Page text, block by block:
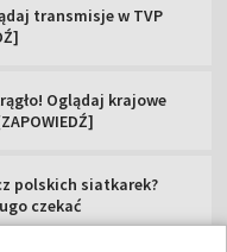
transmisje w TVP
Oglądaj krajowe
polskich siatkarek?
czekać